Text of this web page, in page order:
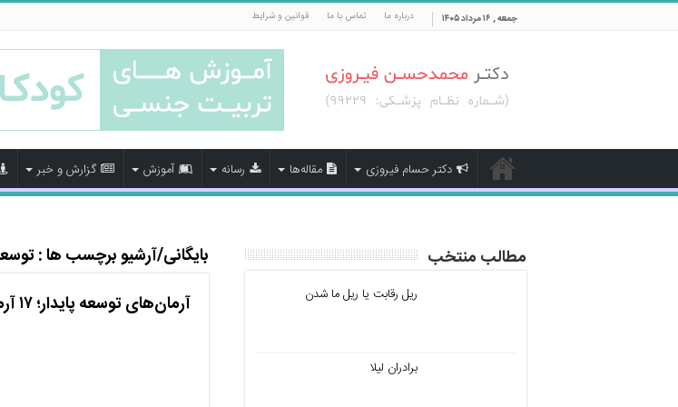
جمعه , ۱۶ مرداد ۱۴۰۵ درباره ما تماس با ما قوانین و شرایط
دکتر حسام فیروزی مقاله‌ها رسانه آموزش گزارش و خبر
بایگانی/آرشیو برچسب ها :
آرمان‌های توسعه پایدار؛ ۱۷ آرمان برای دگرگونی جهان
مطالب منتخب
ریل رقابت یا ریل ما شدن
برادران لیلا